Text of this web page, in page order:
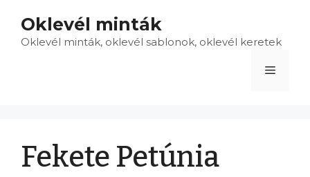
tartalomba
Oklevél minták
Oklevél minták, oklevél sablonok, oklevél keretek
Menü
Fekete Petúnia